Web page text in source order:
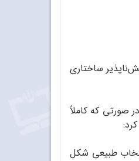
ساختاری
صورتی‌ که کاملاً
طبیعی شکل